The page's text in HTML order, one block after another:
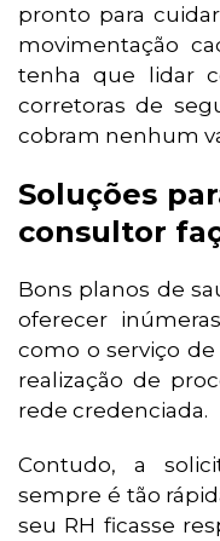
pronto para
movimentação
tenha que lidar
corretoras de
cobram nenhum
Soluções
consultor
Bons planos de
oferecer
como o serviço
realização de
rede credenciada.
Contudo, a
sempre é tão
seu RH ficasse